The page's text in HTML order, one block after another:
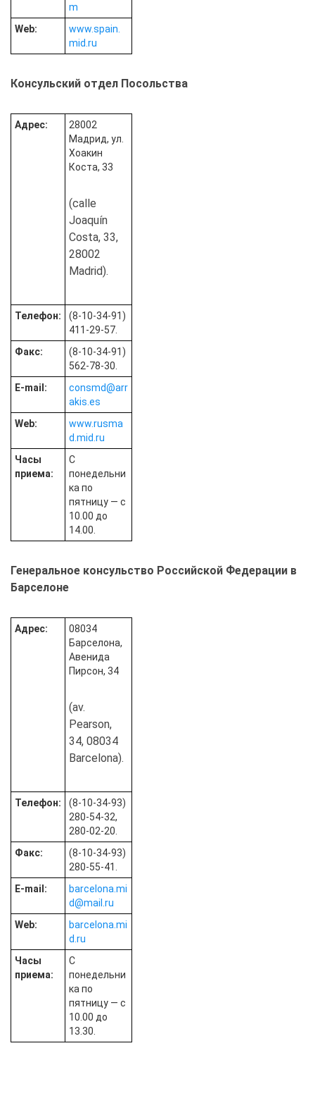
m
Web:
www.spain.
mid.ru
Консульский отдел Посольства
Адрес:
28002
Мадрид, ул.
Хоакин
Коста, 33
(calle
Joaquín
Costa, 33,
28002
Madrid).
Телефон:
(8-10-34-91)
411-29-57.
Факс:
(8-10-34-91)
562-78-30.
E-mail:
consmd@arr
akis.es
Web:
www.rusma
d.mid.ru
Часы
приема:
С
понедельни
ка по
пятницу — с
10.00 до
14.00.
Генеральное консульство Российской Федерации в
Барселоне
Адрес:
08034
Барселона,
Авенида
Пирсон, 34
(av.
Pearson,
34, 08034
Barcelona).
Телефон:
(8-10-34-93)
280-54-32,
280-02-20.
Факс:
(8-10-34-93)
280-55-41.
E-mail:
barcelona.mi
d@mail.ru
Web:
barcelona.mi
d.ru
Часы
приема:
С
понедельни
ка по
пятницу — с
10.00 до
13.30.